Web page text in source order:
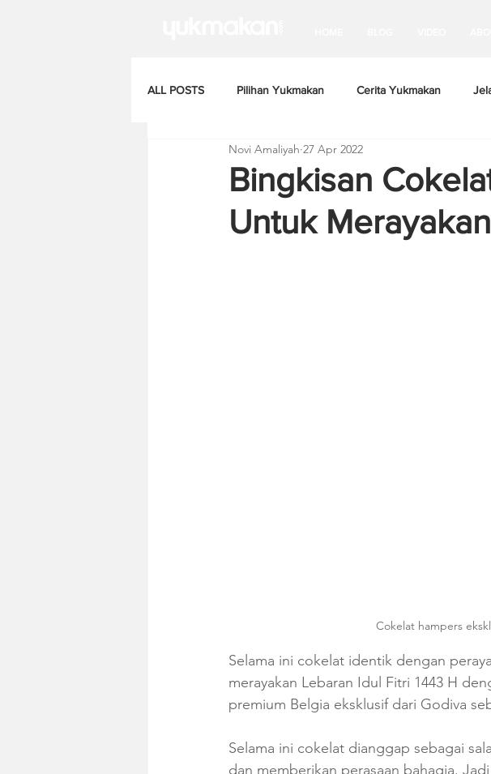
ALL POSTS Pilihan Yukmakan Cerita Yukmakan
Bingkisan
Untuk
Novi Amaliyah 27 Apr 2022
Cokelat hampers
Selama ini cokelat identik dengan
merayakan Lebaran Idul Fitri 1443 H
premium Belgia eksklusif dari Godiva
Selama ini cokelat dianggap sebagai
dan memberikan perasaan bahagia.